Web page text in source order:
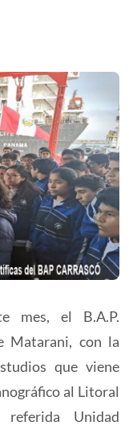
mes, el B.A.P.
Matarani, con la
que viene
al Litoral
Unidad